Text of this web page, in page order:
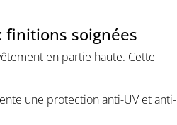
finitions soignées
en partie haute. Cette
une protection anti-UV et anti-